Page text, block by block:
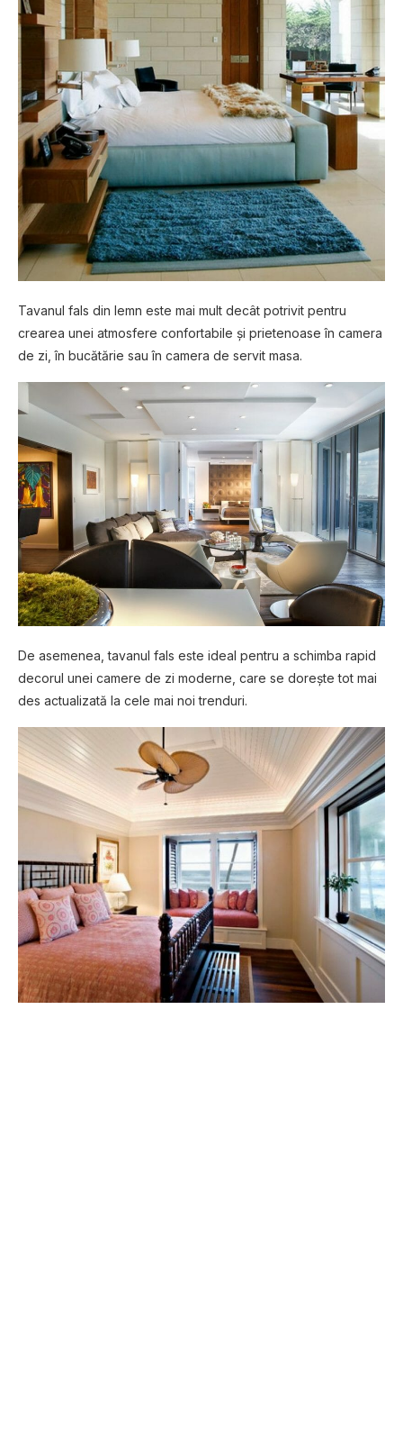
Tavanul fals din lemn este mai mult decât potrivit pentru
crearea unei atmosfere confortabile și prietenoase în camera
de zi, în bucătărie sau în camera de servit masa.
De asemenea, tavanul fals este ideal pentru a schimba rapid
decorul unei camere de zi moderne, care se dorește tot mai
des actualizată la cele mai noi trenduri.